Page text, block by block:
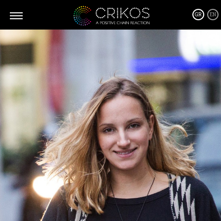
GR EN
Τι είναι ο CRIKOS
Ο Crikos γεννήθηκε από την ανάγκη να φέρει περισσότερη
θετικότητα στις ζωές μας. Ο Crikos είναι ο σύνδεσμος ανάμεσα
στους ανθρώπους από όλο τον κόσμο με διαφορετικές
εμπειρίες και ιστορίες που όλοι μοιράζονται ένα πράγμα: την
θετική τους, εμπνευσμένη πλευρά.
Οι υπηρεσίες θετικής Σύνδεσης του Crikos είναι
εξατομικευμένες ανάλογα με τις ανάγκες σας, όπου μαζί θα
καθορίσουμε την καλύτερη λύση και θα συνεργαστούμε στενά
για την υλοποίησή της σε κάθε βήμα, από το σχεδιασμό έως την
υλοποίηση.
Σχετικά με τα προϊόντα των υποστηρικτών μας…
Φιλοξενούμε μόνο προϊόντα και υπηρεσίες, τα οποία πιστεύουμε
ότι μπορούν να γίνουν μέρος από αυτό το θετικό φαινόμενο
του ντόμινο! Προϊόντα που είναι φιλικά με το περιβάλλον μας
και προϊόντα που είναι σχεδιασμένα στο να μας βοηθούν να
ζήσουμε μια καλύτερη και πιο υγιεινή ζωή!